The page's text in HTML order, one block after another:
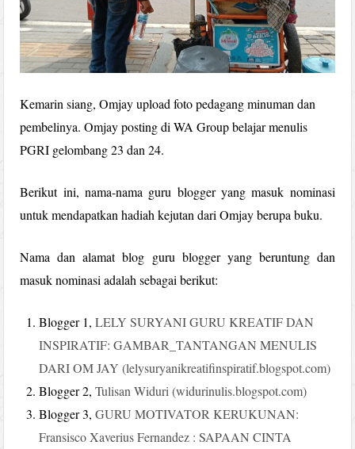
Kemarin siang, Omjay upload foto pedagang minuman dan
pembelinya. Omjay posting di WA Group belajar menulis
PGRI gelombang 23 dan 24.
Berikut ini, nama-nama guru blogger yang masuk nominasi
untuk mendapatkan hadiah kejutan dari Omjay berupa buku.
Nama dan alamat blog guru blogger yang beruntung dan
masuk nominasi adalah sebagai berikut:
Blogger 1,LELY SURYANI GURU KREATIF DAN
INSPIRATIF: GAMBAR_TANTANGAN MENULIS
DARI OM JAY (lelysuryanikreatifinspiratif.blogspot.com)
Blogger 2,Tulisan Widuri (widurinulis.blogspot.com)
Blogger 3,GURU MOTIVATOR KERUKUNAN:
Fransisco Xaverius Fernandez : SAPAAN CINTA